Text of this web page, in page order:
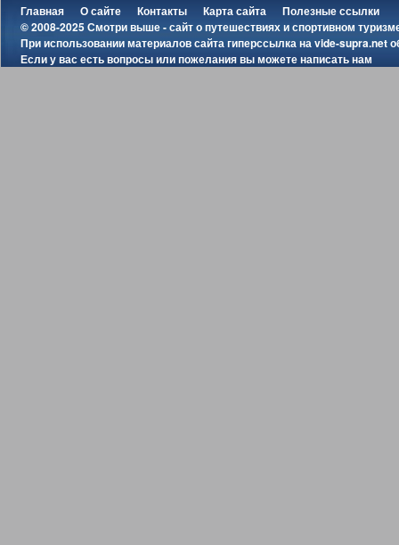
Главная О сайте Контакты Карта сайта
Полезные ссылки
© 2008-2025 Смотри выше - сайт о путешествиях и спортивном
При использовании материалов сайта гиперссылка наvide-supra.net
Если у вас есть вопросы или пожелания вы можетенаписать нам